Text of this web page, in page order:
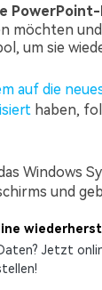
möchten
um sie
auf die
haben,
Windows
und
Jetzt